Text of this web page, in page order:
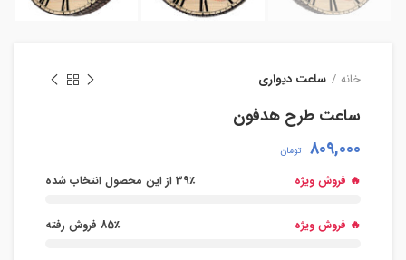
خانه ساعت دیواری
ساعت طرح هدفون
809,000
تومان
🔥 فروش ویژه 39٪ از این محصول انتخاب شده
🔥 فروش ویژه 85٪ فروش رفته